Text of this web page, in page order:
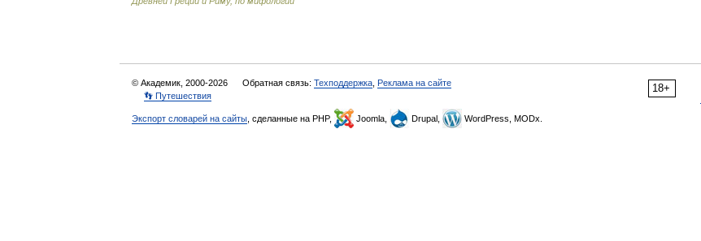
18+
© Академик, 2000-2026 Обратная связь: Техподдержка Реклама на сайте
👣 Путешествия
Экспорт словарей на сайты , сделанные на PHP, Joomla, Drupal, WordPress, MODx.